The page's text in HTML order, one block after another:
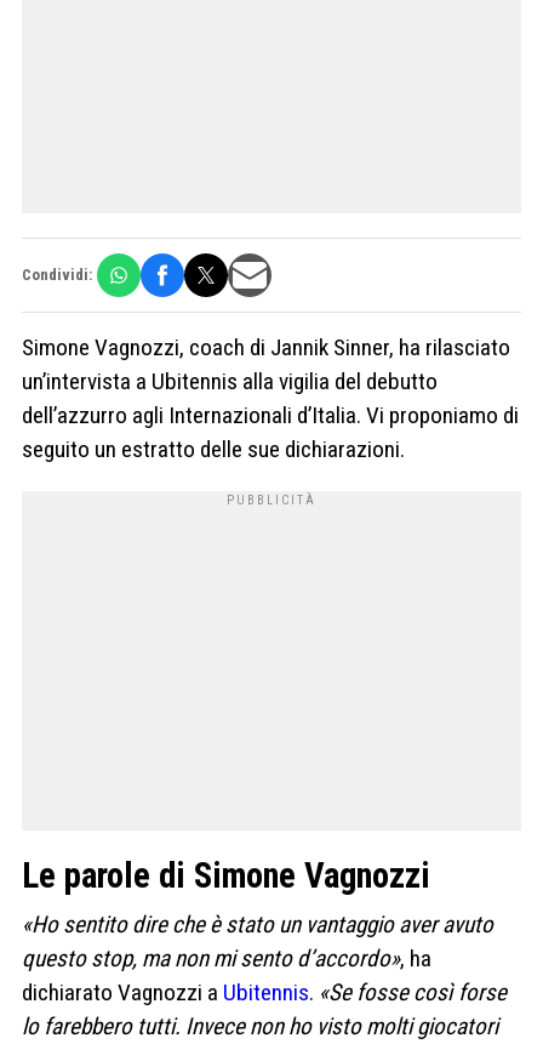
Condividi:
Simone Vagnozzi, coach di Jannik Sinner, ha rilasciato
un’intervista a Ubitennis alla vigilia del debutto
dell’azzurro agli Internazionali d’Italia. Vi proponiamo di
seguito un estratto delle sue dichiarazioni.
Le parole di Simone Vagnozzi
«Ho sentito dire che è stato un vantaggio aver avuto
questo stop, ma non mi sento d’accordo», ha
dichiarato Vagnozzi a Ubitennis. «Se fosse così forse
lo farebbero tutti. Invece non ho visto molti giocatori